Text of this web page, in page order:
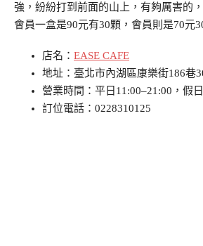
強，紛紛打到前面的山上，有夠厲害的
會員一盒是90元有30顆，會員則是70元
店名： EASE CAFE
地址：臺北市內湖區康樂街186巷
營業時間：平日11:00–21:00，假
訂位電話：0228310125